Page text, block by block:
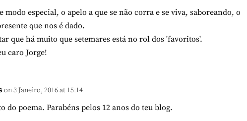
modo especial, o apelo a que se não corra e se viva, saboreando, o
que nos é dado.
que há muito que setemares está no rol dos 'favoritos'.
caro Jorge!
on 3 Janeiro, 2016 at 15:14
do poema. Parabéns pelos 12 anos do teu blog.